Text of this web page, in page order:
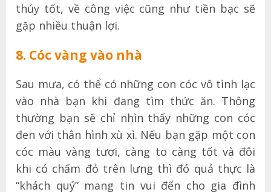
thủy tốt, về công việc cũng như tiền bạc sẽ
gặp nhiều thuận lợi.
8. Cóc vàng vào nhà
Sau mưa, có thể có những con cóc vô tình lạc
vào nhà bạn khi đang tìm thức ăn. Thông
thường bạn sẽ chỉ nhìn thấy những con cóc
đen với thân hình xù xì. Nếu bạn gặp một con
cóc màu vàng tươi, càng to càng tốt và đôi
khi có chấm đỏ trên lưng thì đó quả thực là
“khách quý” mang tin vui đến cho gia đình